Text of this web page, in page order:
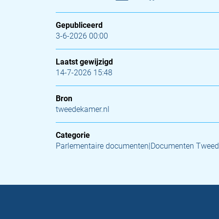
Gepubliceerd
3-6-2026 00:00
Laatst gewijzigd
14-7-2026 15:48
Bron
tweedekamer.nl
Categorie
Parlementaire documenten|Documenten